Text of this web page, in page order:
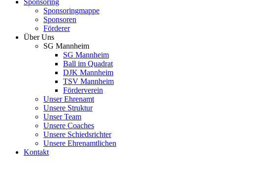
Sponsoring
Sponsoringmappe
Sponsoren
Förderer
Über Uns
SG Mannheim
SG Mannheim
Ball im Quadrat
DJK Mannheim
TSV Mannheim
Förderverein
Unser Ehrenamt
Unsere Struktur
Unser Team
Unsere Coaches
Unsere Schiedsrichter
Unsere Ehrenamtlichen
Kontakt